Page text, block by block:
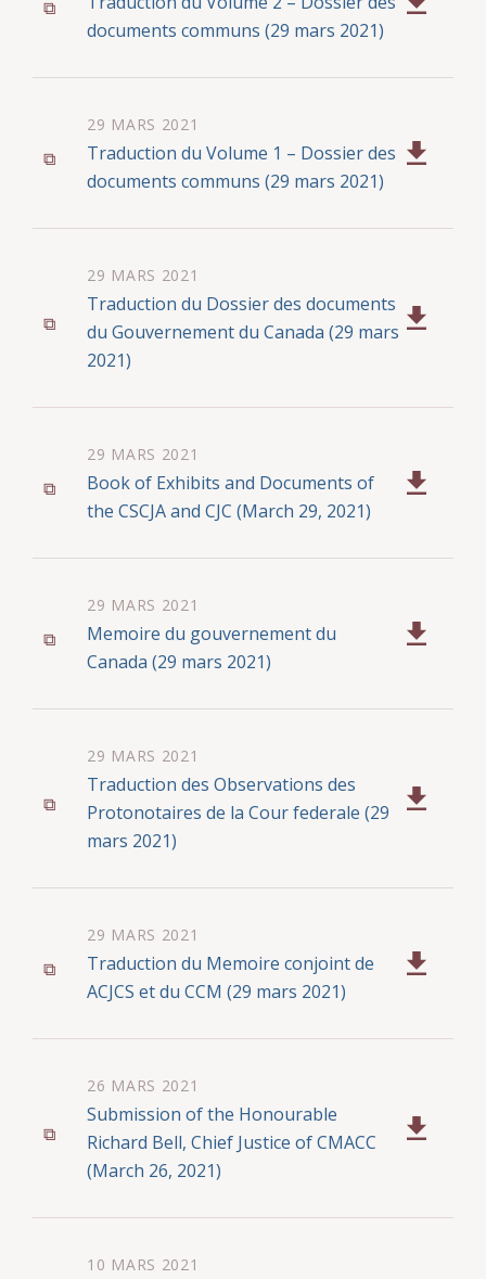
documents communs (29 mars 2021)
29 MARS 2021
Traduction du Volume 1 – Dossier des
documents communs (29 mars 2021)
29 MARS 2021
Traduction du Dossier des documents
du Gouvernement du Canada (29 mars
2021)
29 MARS 2021
Book of Exhibits and Documents of
the CSCJA and CJC (March 29, 2021)
29 MARS 2021
Memoire du gouvernement du
Canada (29 mars 2021)
29 MARS 2021
Traduction des Observations des
Protonotaires de la Cour federale (29
mars 2021)
29 MARS 2021
Traduction du Memoire conjoint de
ACJCS et du CCM (29 mars 2021)
26 MARS 2021
Submission of the Honourable
Richard Bell, Chief Justice of CMACC
(March 26, 2021)
10 MARS 2021